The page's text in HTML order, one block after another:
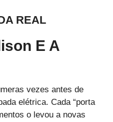
REAL
E A
vezes antes de
elétrica. Cada “porta
o levou a novas